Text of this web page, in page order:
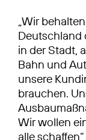
„Wir
Deutschland
in der Stadt,
Bahn und
unsere
brauchen.
Wir wollen
alle